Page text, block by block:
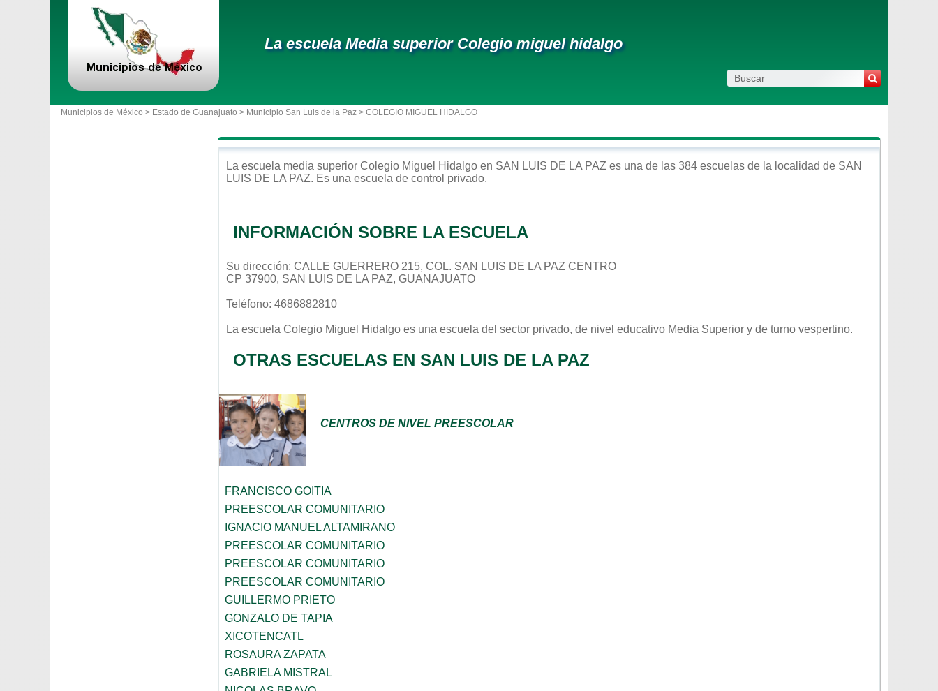
La escuela Media superior Colegio miguel hidalgo
Municipios de México > Estado de Guanajuato > Municipio San Luis de la Paz > COLEGIO MIGUEL HIDALGO
La escuela media superior Colegio Miguel Hidalgo en SAN LUIS DE LA PAZ es una de las 384 escuelas de la localidad de SAN
LUIS DE LA PAZ. Es una escuela de control privado.
INFORMACIÓN SOBRE LA ESCUELA
Su dirección: CALLE GUERRERO 215, COL. SAN LUIS DE LA PAZ CENTRO
CP 37900, SAN LUIS DE LA PAZ, GUANAJUATO
Teléfono: 4686882810
La escuela Colegio Miguel Hidalgo es una escuela del sector privado, de nivel educativo Media Superior y de turno vespertino.
OTRAS ESCUELAS EN SAN LUIS DE LA PAZ
CENTROS DE NIVEL PREESCOLAR
FRANCISCO GOITIA
PREESCOLAR COMUNITARIO
IGNACIO MANUEL ALTAMIRANO
PREESCOLAR COMUNITARIO
PREESCOLAR COMUNITARIO
PREESCOLAR COMUNITARIO
GUILLERMO PRIETO
GONZALO DE TAPIA
XICOTENCATL
ROSAURA ZAPATA
GABRIELA MISTRAL